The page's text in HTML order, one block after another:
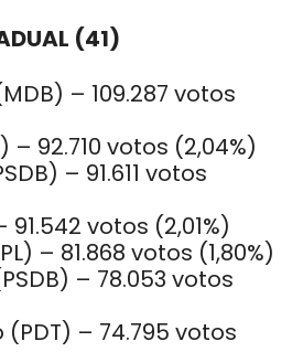
(41)
– 109.287 votos
– 92.710 votos (2,04%)
– 91.611 votos
votos (2,01%)
– 81.868 votos (1,80%)
– 78.053 votos
– 74.795 votos